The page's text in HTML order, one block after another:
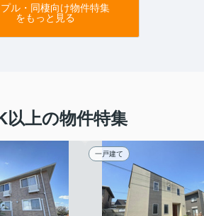
ル・同棲向け物件特集
をもっと見る
以上の物件特集
一戸建て